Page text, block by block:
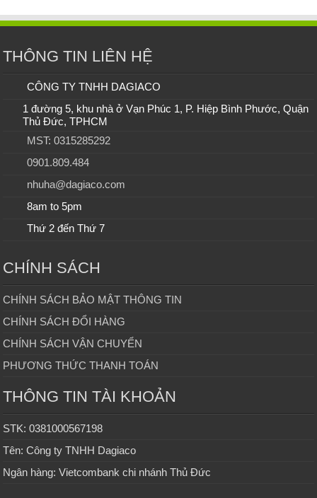
THÔNG TIN LIÊN HỆ
CÔNG TY TNHH DAGIACO
1 đường 5, khu nhà ở Vạn Phúc 1, P. Hiệp Bình Phước, Quận
Thủ Đức, TPHCM
MST: 0315285292
0901.809.484
nhuha@dagiaco.com
8am to 5pm
Thứ 2 đến Thứ 7
CHÍNH SÁCH
CHÍNH SÁCH BẢO MẬT THÔNG TIN
CHÍNH SÁCH ĐỔI HÀNG
CHÍNH SÁCH VẬN CHUYỂN
PHƯƠNG THỨC THANH TOÁN
THÔNG TIN TÀI KHOẢN
STK: 0381000567198
Tên: Công ty TNHH Dagiaco
Ngân hàng: Vietcombank chi nhánh Thủ Đức